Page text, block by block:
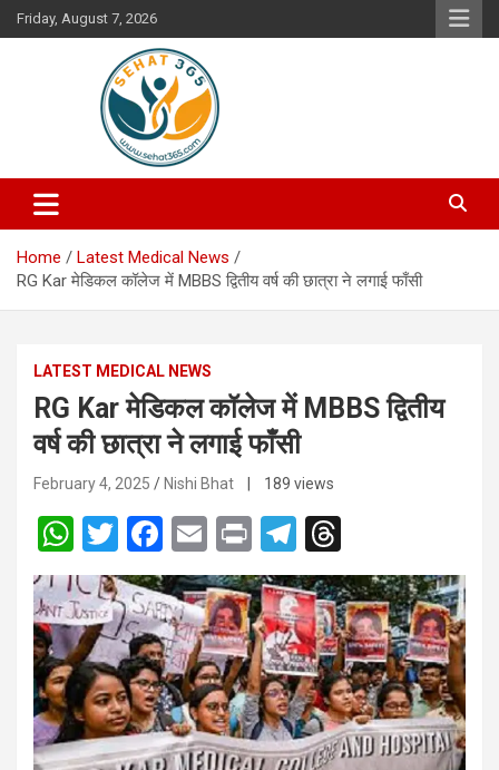
Skip
to
Friday, August 7, 2026
Sehat365
Your's Complete Health Guide
Home
Latest Medical News
RG Kar मेडिकल कॉलेज में MBBS द्वितीय वर्ष की छात्रा ने लगाई फाँसी
LATEST MEDICAL NEWS
RG Kar मेडिकल कॉलेज में MBBS द्वितीय
वर्ष की छात्रा ने लगाई फाँसी
February 4, 2025 Nishi Bhat | 189 views
W
h
at
s
A
p
p
T
wi
tt
er
F
a
ce
b
o
o
k
E
m
ail
Pr
in
t
T
el
e
gr
a
m
hr
e
a
d
s